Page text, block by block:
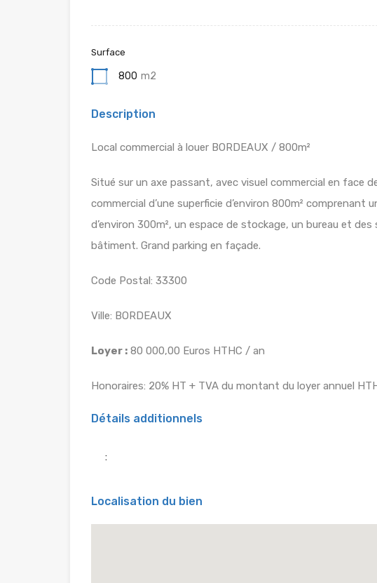
Surface
800 m2
Description
Local commercial à louer BORDEAUX / 800m²
Situé sur un axe passant, avec visuel commercial en face
commercial d’une superficie d’environ 800m²
d’environ 300m², un espace de stockage, un bureau et des
bâtiment. Grand parking en façade.
Code Postal: 33300
Ville: BORDEAUX
Loyer : 80 000,00 Euros HTHC / an
Honoraires: 20% HT + TVA du montant du loyer annuel
Détails additionnels
:
Localisation du bien